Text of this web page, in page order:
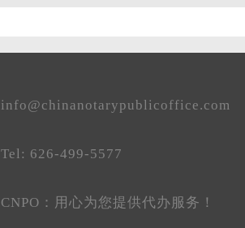
info@chinanotarypublicoffice.com
Tel: 626-499-5577
CNPO：用心为您提供代办服务！